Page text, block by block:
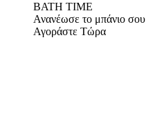
BATH TIME
Ανανέωσε το μπάνιο σου
Αγοράστε Τώρα